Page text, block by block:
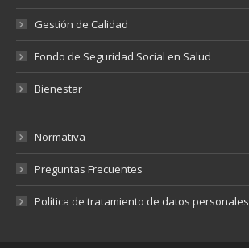
Gestión de Calidad
Fondo de Seguridad Social en Salud
Bienestar
Normativa
Preguntas Frecuentes
Política de tratamiento de datos personales